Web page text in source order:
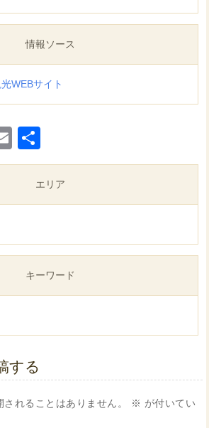
情報ソース
WEBサイト
Email
有
エリア
キーワード
する
れることはありません。 ※ が付いてい